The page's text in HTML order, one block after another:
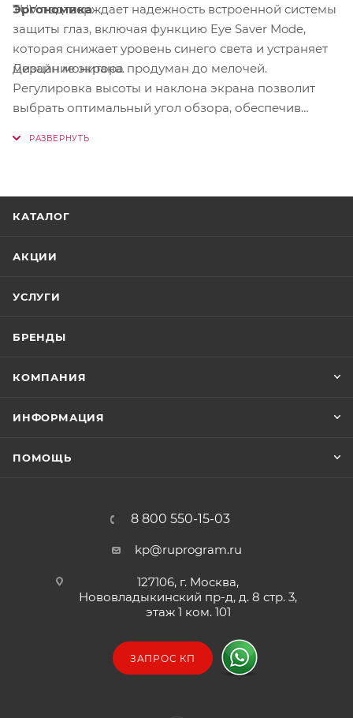
TUV подтверждает надежность встроенной системы
защиты глаз, включая функцию Eye Saver Mode,
которая снижает уровень синего света и устраняет
мерцание экрана.
Эргономика
Дизайн монитора продуман до мелочей.
Регулировка высоты и наклона экрана позволит
выбрать оптимальный угол обзора, обеспечив
КАТАЛОГ
АКЦИИ
УСЛУГИ
БРЕНДЫ
КОМПАНИЯ
ИНФОРМАЦИЯ
ПОМОЩЬ
8 800 550-15-03
kp@ruprogram.ru
127106, г. Москва,
Нововладыкинский пр-д, д. 8 стр. 3,
этаж 1 ком. 101
ЗАПРОС КП